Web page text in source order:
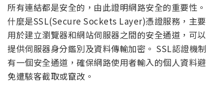
所有連結都是安全的，由此證明網路安全的重要性。
什麼是SSL(Secure Sockets Layer)憑證服務，主要
用於建立瀏覽器和網站伺服器之間的安全通道，可以
提供伺服器身分鑑別及資料傳輸加密。 SSL認證機制
有一個安全通道，確保網路使用者輸入的個人資料避
免遭駭客截取或竄改。